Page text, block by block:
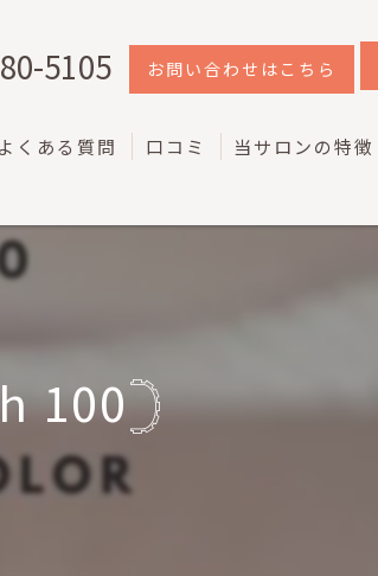
5105 お問い合わせはこちら
よくある質問 口コミ 当サロンの特徴
韓国
100𓊇